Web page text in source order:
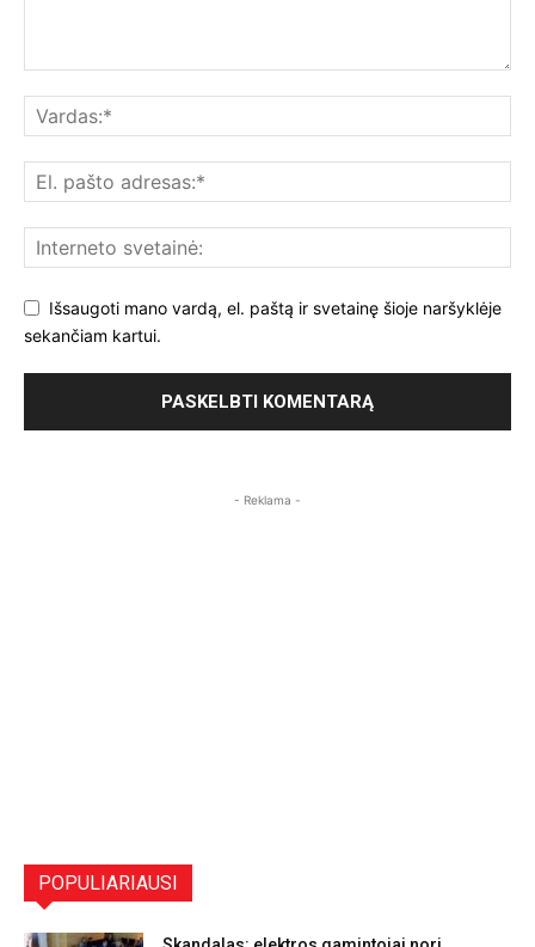
Išsaugoti mano vardą, el. paštą ir svetainę šioje naršyklėje
sekančiam kartui.
- Reklama -
POPULIARIAUSI